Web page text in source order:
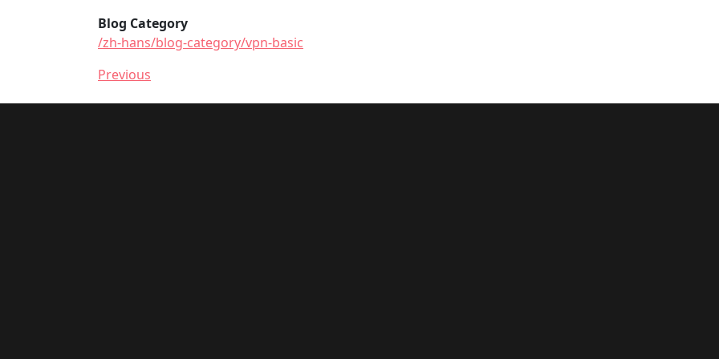
Blog Category
/zh-hans/blog-category/vpn-basic
Previous